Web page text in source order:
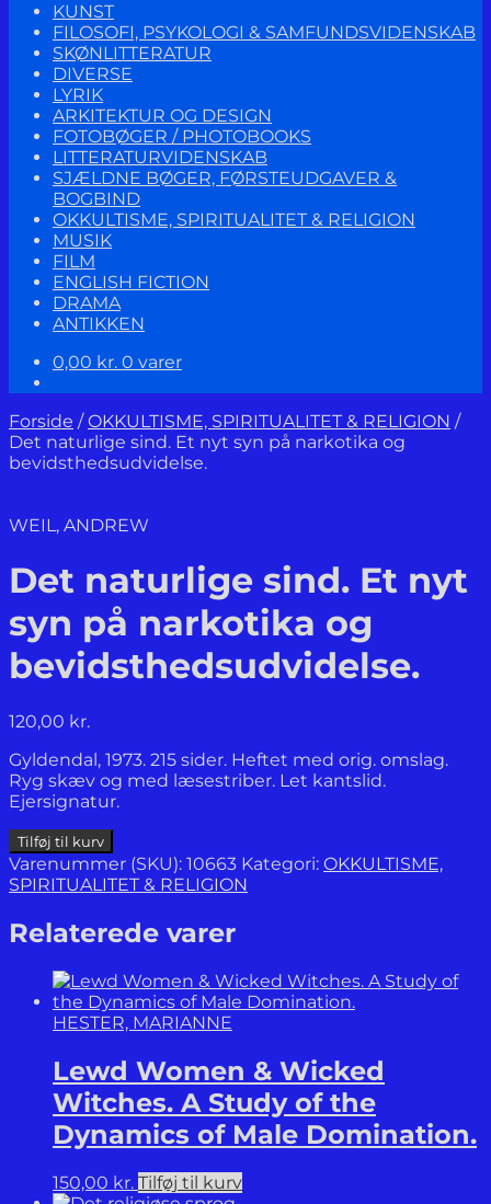
KUNST
FILOSOFI, PSYKOLOGI & SAMFUNDSVIDENSKAB
SKØNLITTERATUR
DIVERSE
LYRIK
ARKITEKTUR OG DESIGN
FOTOBØGER / PHOTOBOOKS
LITTERATURVIDENSKAB
SJÆLDNE BØGER, FØRSTEUDGAVER &
BOGBIND
OKKULTISME, SPIRITUALITET & RELIGION
MUSIK
FILM
ENGLISH FICTION
DRAMA
ANTIKKEN
0,00 kr. 0 varer
Forside /OKKULTISME, SPIRITUALITET & RELIGION /
Det naturlige sind. Et nyt syn på narkotika og
bevidsthedsudvidelse.
WEIL, ANDREW
Det naturlige sind. Et nyt
syn på narkotika og
bevidsthedsudvidelse.
120,00 kr.
Gyldendal, 1973. 215 sider. Heftet med orig. omslag.
Ryg skæv og med læsestriber. Let kantslid.
Ejersignatur.
Det
naturlige
sind.
nyt
syn
narkotika
bevidsthedsudvidelse.
Tilføj til kurv
Varenummer (SKU): 10663 Kategori: OKKULTISME,
SPIRITUALITET & RELIGION
Relaterede varer
HESTER, MARIANNE
Lewd Women & Wicked
Witches. A Study of the
Dynamics of Male Domination.
150,00 kr. Tilføj til kurv